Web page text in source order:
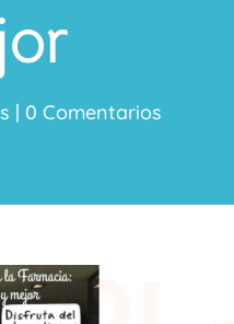
| 0 Comentarios